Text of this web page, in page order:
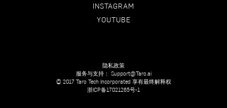
INSTAGRAM
YOUTUBE
隐私政策
服务与支持： Support@Taro.ai
© 2017 Taro Tech Incorporated 享有最终解释权
浙ICP备17021265号-1